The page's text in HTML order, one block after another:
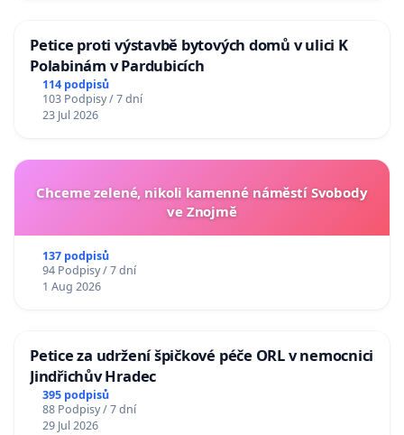
Petice proti výstavbě bytových domů v ulici K
Polabinám v Pardubicích
114 podpisů
103 Podpisy / 7 dní
23 Jul 2026
Chceme zelené, nikoli kamenné náměstí Svobody
ve Znojmě
137 podpisů
94 Podpisy / 7 dní
1 Aug 2026
Petice za udržení špičkové péče ORL v nemocnici
Jindřichův Hradec
395 podpisů
88 Podpisy / 7 dní
29 Jul 2026